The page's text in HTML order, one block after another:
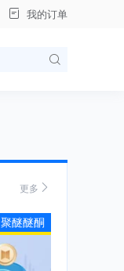
我的订单
更多
聚醚醚酮